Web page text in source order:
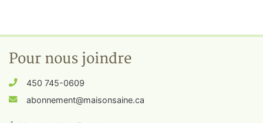
Pour nous joindre
450 745-0609
abonnement@maisonsaine.ca